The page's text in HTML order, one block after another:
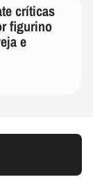
críticas
figurino
e